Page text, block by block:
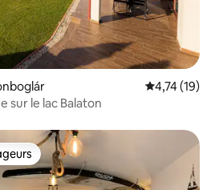
Évaluation
4,74 (19)
sur le lac Balaton
les plus appréciés